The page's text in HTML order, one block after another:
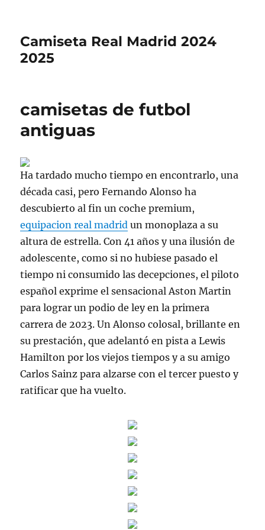
Camiseta Real Madrid 2024
2025
camisetas de futbol
antiguas
Ha tardado mucho tiempo en encontrarlo, una
década casi, pero Fernando Alonso ha
descubierto al fin un coche premium,
equipacion real madrid un monoplaza a su
altura de estrella. Con 41 años y una ilusión de
adolescente, como si no hubiese pasado el
tiempo ni consumido las decepciones, el piloto
español exprime el sensacional Aston Martin
para lograr un podio de ley en la primera
carrera de 2023. Un Alonso colosal, brillante en
su prestación, que adelantó en pista a Lewis
Hamilton por los viejos tiempos y a su amigo
Carlos Sainz para alzarse con el tercer puesto y
ratificar que ha vuelto.